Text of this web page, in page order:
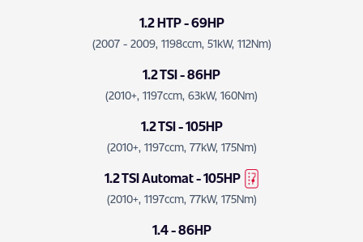
1.2 HTP - 69HP
(2007 - 2009, 1198ccm, 51kW, 112Nm)
1.2 TSI - 86HP
(2010+, 1197ccm, 63kW, 160Nm)
1.2 TSI - 105HP
(2010+, 1197ccm, 77kW, 175Nm)
1.2 TSI Automat - 105HP
(2010+, 1197ccm, 77kW, 175Nm)
1.4 - 86HP